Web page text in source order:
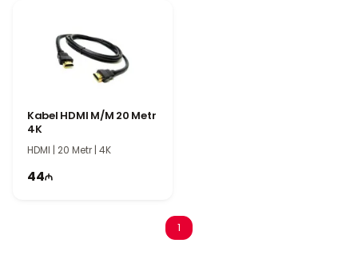
Kabel HDMI M/M 20 Metr
4K
HDMI | 20 Metr | 4K
44
1